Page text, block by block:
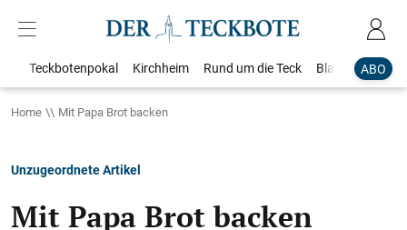
ABO
Teckbotenpokal Kirchheim Rund um die Teck Blaulicht
Home Mit Papa Brot backen
Unzugeordnete Artikel
Mit Papa Brot backen